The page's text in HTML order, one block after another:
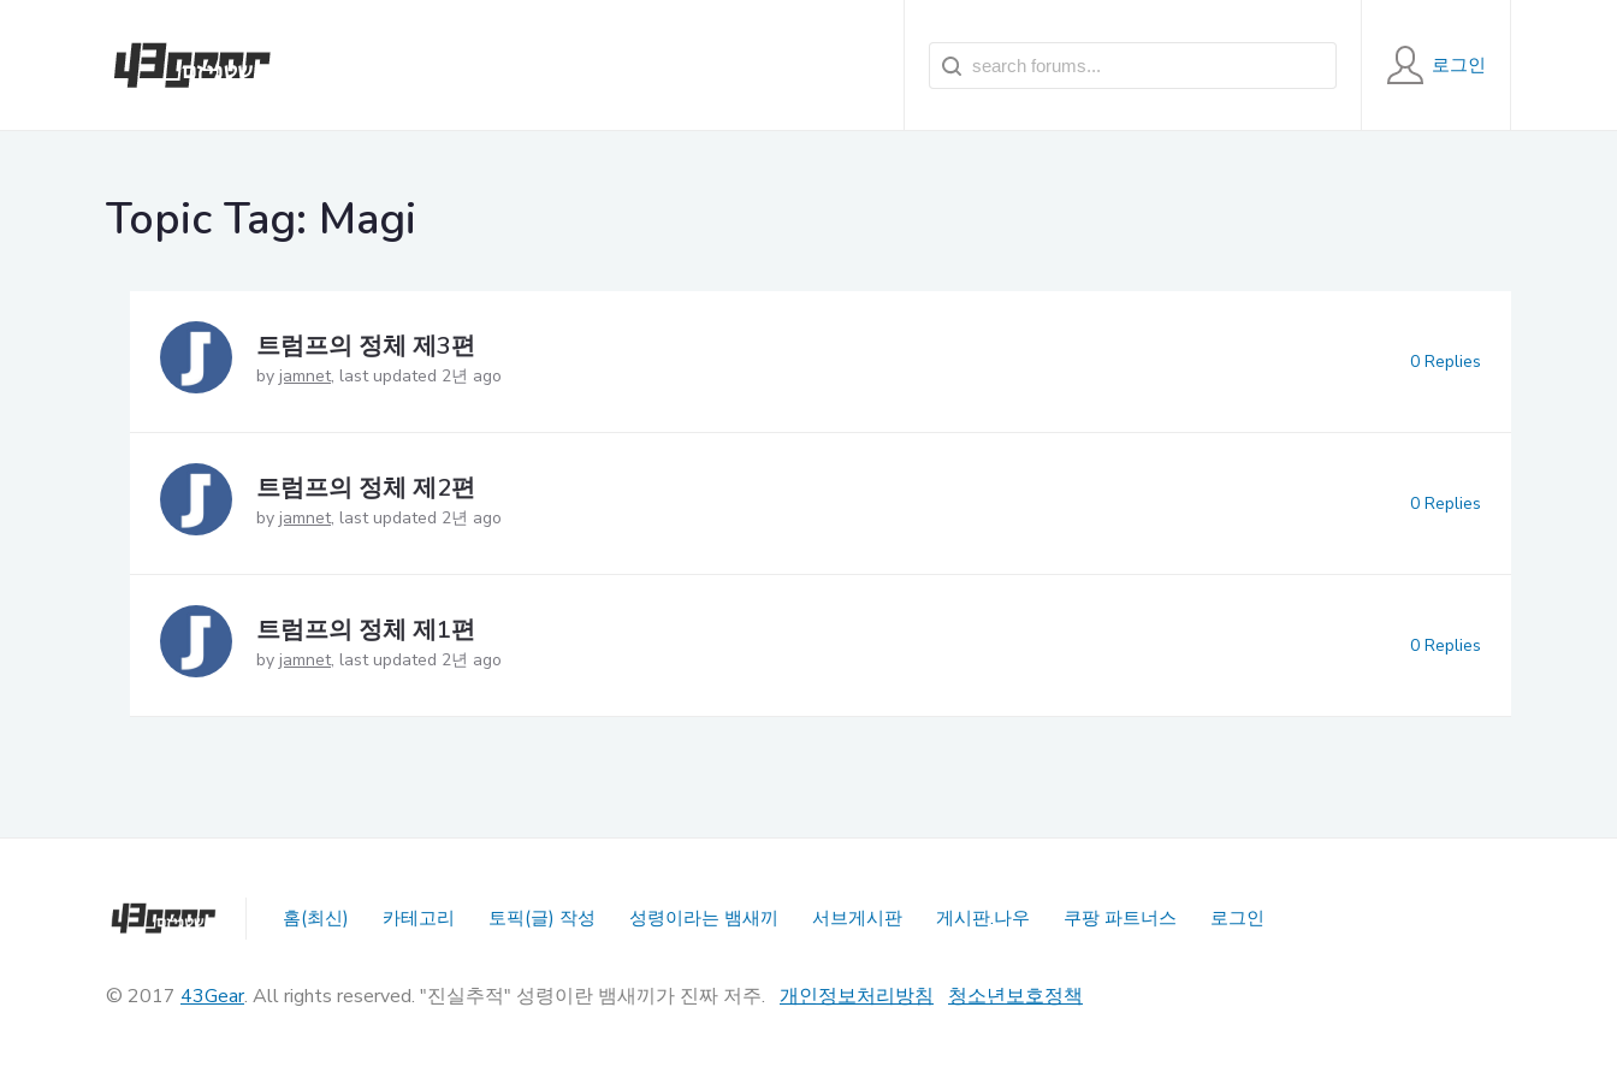
로그인
Topic Tag: Magi
트럼프의 정체 제3편
by jamnet last updated 2년 ago
0 Replies
트럼프의 정체 제2편
by jamnet last updated 2년 ago
0 Replies
트럼프의 정체 제1편
by jamnet last updated 2년 ago
0 Replies
홈(최신) 카테고리 토픽(글) 작성 성령이라는 뱀새끼 서브게시판 게시판.나우 쿠팡 파트너스 로그인
© 2017 43Gear. All rights reserved. "진실추적" 성령이란 뱀새끼가 진짜 저주. 개인정보처리방침 청소년보호정책